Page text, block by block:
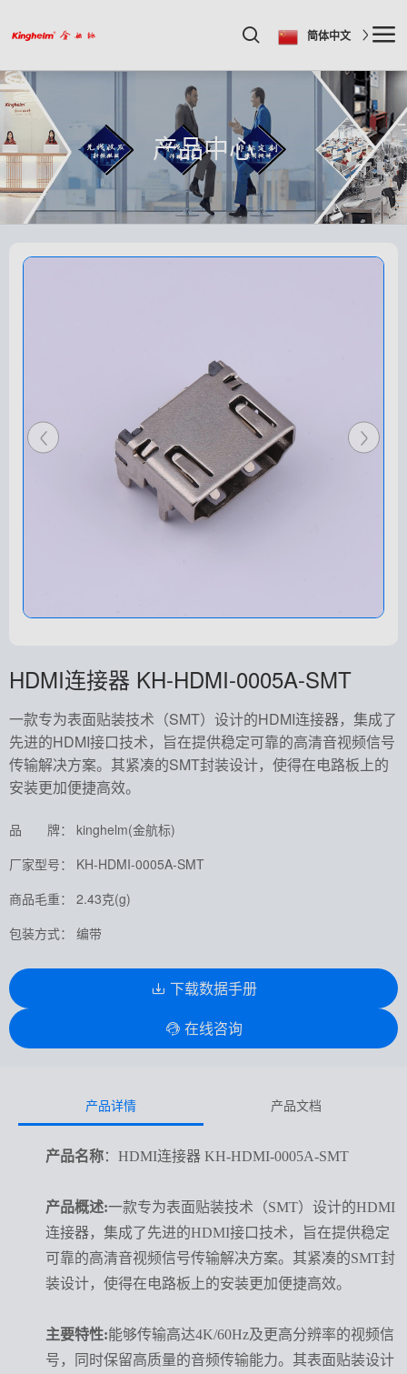
简体中文
产品中心
HDMI连接器 KH-HDMI-0005A-SMT
一款专为表面贴装技术（SMT）设计的HDMI连接器，集成了
先进的HDMI接口技术，旨在提供稳定可靠的高清音视频信号
传输解决方案。其紧凑的SMT封装设计，使得在电路板上的
安装更加便捷高效。
品 牌： kinghelm(金航标)
厂家型号： KH-HDMI-0005A-SMT
商品毛重： 2.43克(g)
包装方式： 编带
下载数据手册
在线咨询
产品详情 产品文档
产品名称：HDMI连接器 KH-HDMI-0005A-SMT
产品概述:一款专为表面贴装技术（SMT）设计的HDMI
连接器，集成了先进的HDMI接口技术，旨在提供稳定
可靠的高清音视频信号传输解决方案。其紧凑的SMT封
装设计，使得在电路板上的安装更加便捷高效。
主要特性:能够传输高达4K/60Hz及更高分辨率的视频信
号，同时保留高质量的音频传输能力。其表面贴装设计